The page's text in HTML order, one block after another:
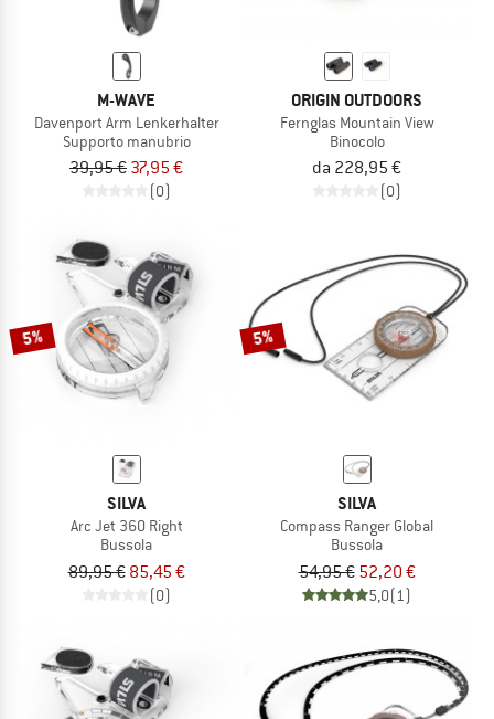
M-WAVE
Davenport Arm Lenkerhalter
Supporto manubrio
39,95 € 37,95 €
(0)
ORIGIN OUTDOORS
Fernglas Mountain View
Binocolo
da 228,95 €
(0)
5%
SILVA
Arc Jet 360 Right
Bussola
89,95 € 85,45 €
(0)
5%
SILVA
Compass Ranger Global
Bussola
54,95 € 52,20 €
5,0(1)